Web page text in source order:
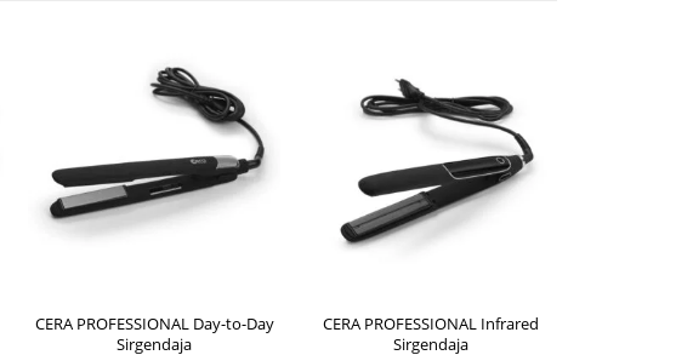
CERA PROFESSIONAL Day-to-Day
Sirgendaja
CERA PROFESSIONAL Infrared
Sirgendaja